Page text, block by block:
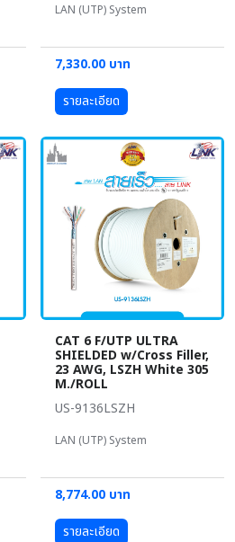
LAN (UTP) System
7,330.00 บาท
รายละเอียด
CAT 6 F/UTP ULTRA
SHIELDED w/Cross Filler,
23 AWG, LSZH White 305
M./ROLL
US-9136LSZH
LAN (UTP) System
8,774.00 บาท
รายละเอียด